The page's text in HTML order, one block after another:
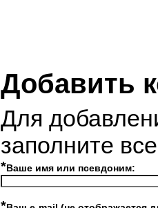
Добавить
Для
заполните
*Ваше имя или псевдоним: